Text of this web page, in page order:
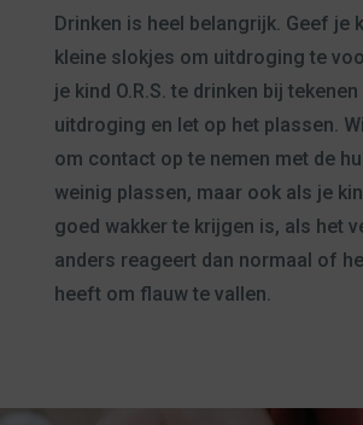
Drinken is heel belangrijk. Geef je
kleine slokjes om uitdroging te
je kind O.R.S. te drinken bij tekenen
uitdroging en let op het plassen.
om contact op te nemen met de
weinig plassen, maar ook als je
goed wakker te krijgen is, als het
anders reageert dan normaal of
heeft om flauw te vallen.